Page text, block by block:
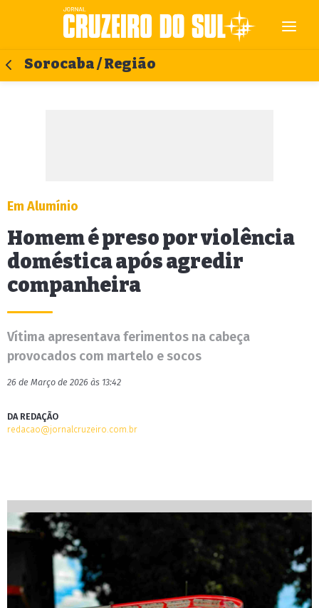
Sorocaba / Região
Em Alumínio
Homem é preso por violência
doméstica após agredir
companheira
Vítima apresentava ferimentos na cabeça
provocados com martelo e socos
26 de Março de 2026 às 13:42
DA REDAÇÃO
redacao@jornalcruzeiro.com.br